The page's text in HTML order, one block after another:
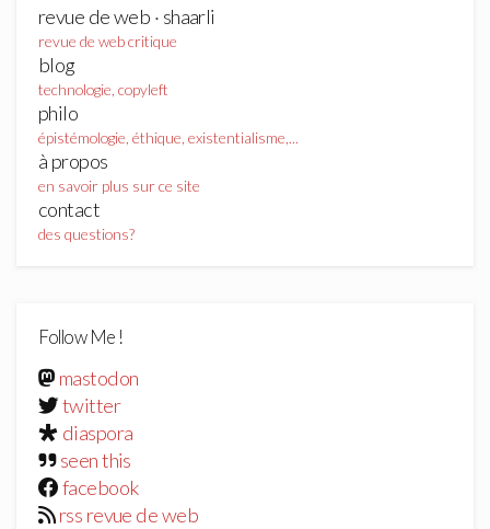
revue de web · shaarli
revue de web critique
blog
technologie, copyleft
philo
épistémologie, éthique, existentialisme,...
à propos
en savoir plus sur ce site
contact
des questions?
Follow Me !
mastodon
twitter
diaspora
seen this
facebook
rss revue de web